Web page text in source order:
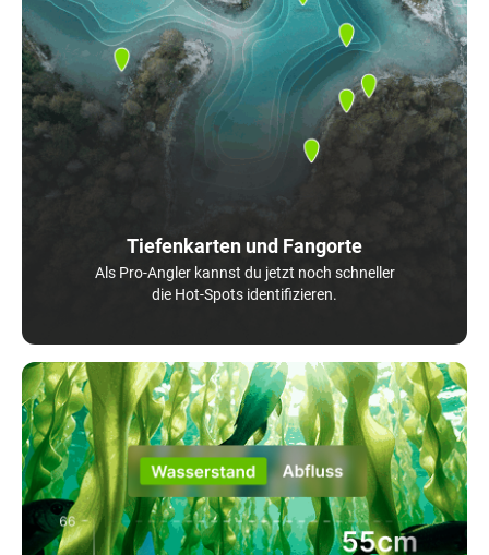
Tiefenkarten und Fangorte
Als Pro-Angler kannst du jetzt noch schneller
die Hot-Spots identifizieren.